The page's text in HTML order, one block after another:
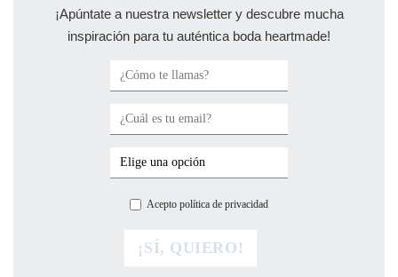
¡Apúntate a nuestra newsletter y descubre mucha
inspiración para tu auténtica boda heartmade!
Acepto política de privacidad